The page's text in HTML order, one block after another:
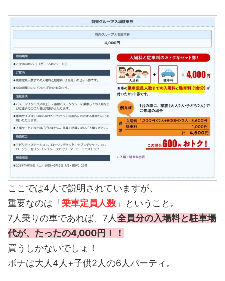
ここでは4人で説明されていますが、
重要なのは「 乗車定員人数 」ということ。
7人乗りの車であれば、7人全員分の入場料と駐車場
代が、たったの4,000円！！
買うしかないでしょ！
ボナは大人4人+子供2人の6人パーティ。